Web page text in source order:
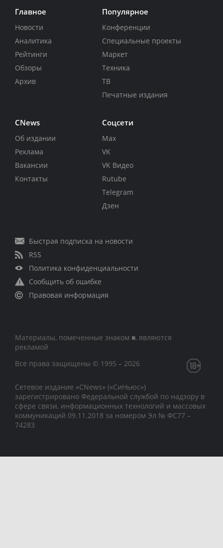
Главное
Новости
Аналитика
Рейтинги
Обзоры
Архив
Популярное
Конференции
Специальные проекты
Маркет
Техника
ТВ
Печатные издания
CNews
Об издании
Реклама
Вакансии
Контакты
Соцсети
Max
VK
VK Видео
Rutube
Telegram
Дзен
Быстрая подписка на новости
RSS
Политика конфиденциальности
Сообщить об ошибке
Правовая информация
Материалы, помеченные знаком ■, являются
рекламой
Все права защищены © 1995 – 2026
Сетевое издание «CNews» («СиНьюс»)
зарегистрировано Федеральной службой по надзору в
сфере связи, информационных технологий и массовых
коммуникаций 09.11.2018 за номером Эл № ФС77 –
74283